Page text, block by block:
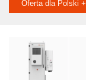
Oferta dla Polski +